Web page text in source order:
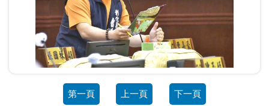
第一頁 上一頁 下一頁